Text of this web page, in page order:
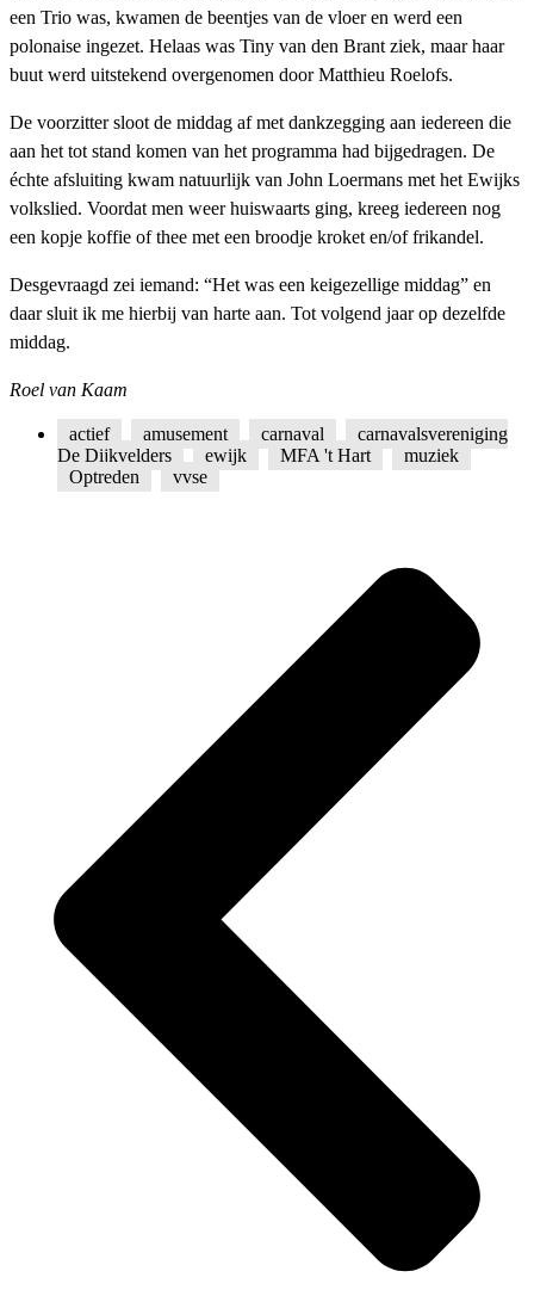
een Trio was, kwamen de beentjes van de vloer en werd een
polonaise ingezet. Helaas was Tiny van den Brant ziek, maar haar
buut werd uitstekend overgenomen door Matthieu Roelofs.
De voorzitter sloot de middag af met dankzegging aan iedereen die
aan het tot stand komen van het programma had bijgedragen. De
échte afsluiting kwam natuurlijk van John Loermans met het Ewijks
volkslied. Voordat men weer huiswaarts ging, kreeg iedereen nog
een kopje koffie of thee met een broodje kroket en/of frikandel.
Desgevraagd zei iemand: “Het was een keigezellige middag” en
daar sluit ik me hierbij van harte aan. Tot volgend jaar op dezelfde
middag.
Roel van Kaam
actief amusement carnaval
carnavalsvereniging
De Dijkvelders , ewijk , MFA 't Hart , muziek ,
Optreden
, vvse